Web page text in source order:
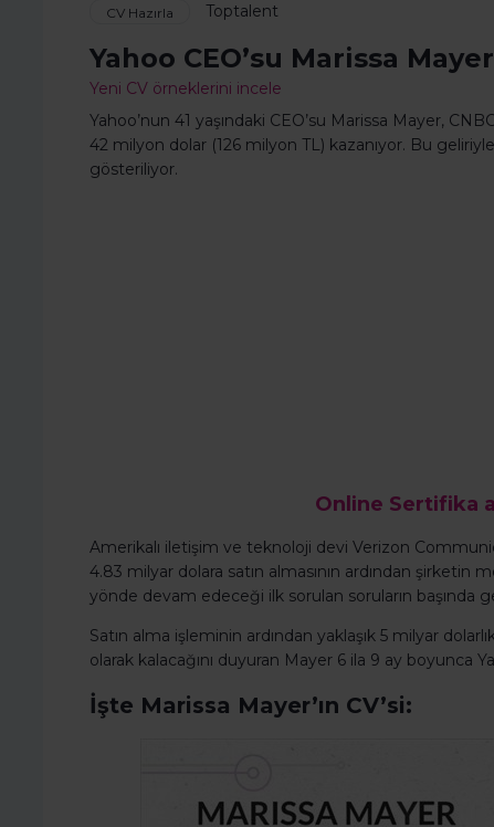
CV Hazırla Toptalent
Yahoo CEO’su Marissa
Yeni CV örneklerini incele
Yahoo’nun 41 yaşındaki CEO’su Marissa Mayer,
42 milyon dolar (126 milyon TL) kazanıyor. Bu
gösteriliyor.
Online Sertifika
Amerikalı iletişim ve teknoloji devi Verizon
4.83 milyar dolara satın almasının ardından şirketin
yönde devam edeceği ilk sorulan soruların başında
Satın alma işleminin ardından yaklaşık 5 milyar
olarak kalacağını duyuran Mayer 6 ila 9 ay boyunca
İşte Marissa Mayer’ın CV’si: